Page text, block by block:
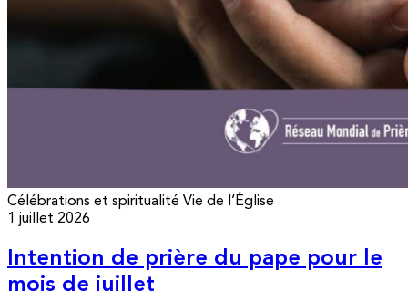
Célébrations et spiritualité Vie de l’Église
1 juillet 2026
Intention de prière du pape pour le
mois de juillet